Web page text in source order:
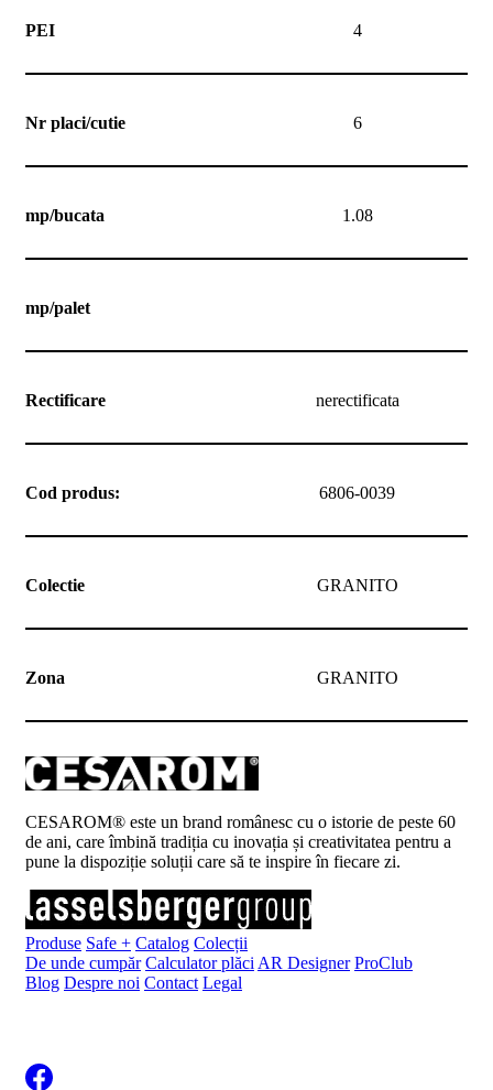
PEI 4
Nr placi/cutie 6
mp/bucata 1.08
mp/palet
Rectificare nerectificata
Cod produs: 6806-0039
Colectie GRANITO
Zona GRANITO
CESAROM® este un brand românesc cu o istorie de peste 60
de ani, care îmbină tradiția cu inovația și creativitatea pentru a
pune la dispoziție soluții care să te inspire în fiecare zi.
Produse Safe + Catalog Colecții
De unde cumpăr Calculator plăci AR Designer ProClub
Blog Despre noi Contact Legal